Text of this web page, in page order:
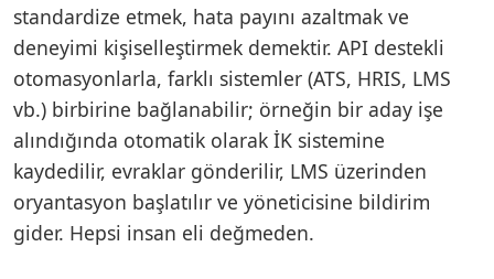
standardize etmek, hata payını azaltmak ve
deneyimi kişiselleştirmek demektir. API destekli
otomasyonlarla, farklı sistemler (ATS, HRIS, LMS
vb.) birbirine bağlanabilir; örneğin bir aday işe
alındığında otomatik olarak İK sistemine
kaydedilir, evraklar gönderilir, LMS üzerinden
oryantasyon başlatılır ve yöneticisine bildirim
gider. Hepsi insan eli değmeden.